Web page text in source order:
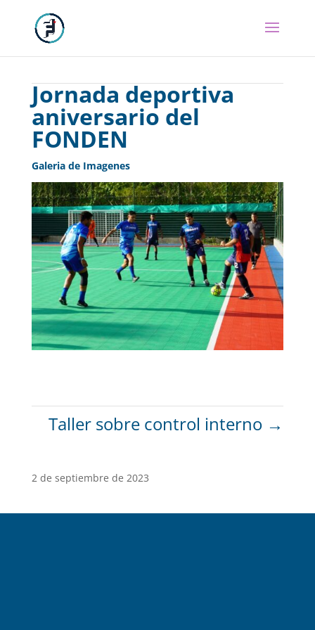
Jornada deportiva
aniversario del
FONDEN
Galeria de Imagenes
Taller sobre control interno →
2 de septiembre de 2023